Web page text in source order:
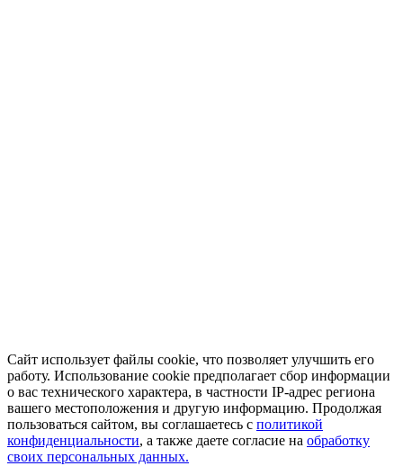
Сайт использует файлы cookie, что позволяет улучшить его
работу. Использование cookie предполагает сбор информации
о вас технического характера, в частности IP-адрес региона
вашего местоположения и другую информацию. Продолжая
пользоваться сайтом, вы соглашаетесь с политикой
конфиденциальности, а также даете согласие на обработку
своих персональных данных.